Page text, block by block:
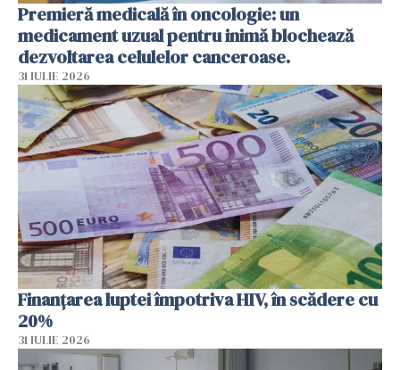
Premieră medicală în oncologie: un
medicament uzual pentru inimă blochează
dezvoltarea celulelor canceroase.
31 IULIE 2026
Finanțarea luptei împotriva HIV, în scădere cu
20%
31 IULIE 2026